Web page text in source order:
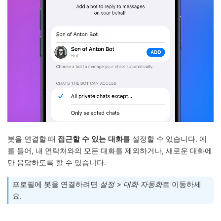
봇을 연결할 때 접근할 수 있는 대화를 설정할 수 있습니다. 예
를 들어, 내 연락처와의 모든 대화를 제외하거나, 새로운 대화에
만 응답하도록 할 수 있습니다.
프로필에 봇을 연결하려면 설정 > 대화 자동화로 이동하세
요.